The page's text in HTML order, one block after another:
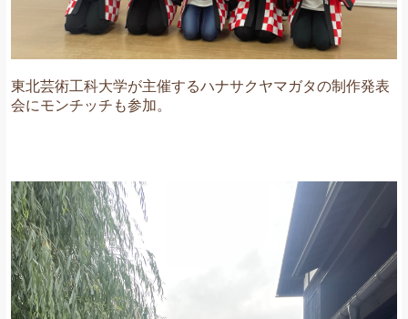
東北芸術工科大学が主催するハナサクヤマガタの制作発表
会にモンチッチも参加。